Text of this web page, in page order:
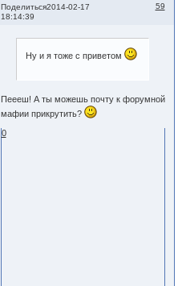
Поделиться 59
2014-02-17
18:14:39
Ну и я тоже с приветом
Пеееш! А ты можешь почту к форумной
мафии прикрутить?
0